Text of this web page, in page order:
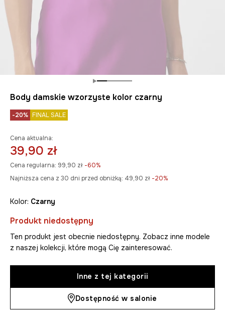
Body damskie wzorzyste kolor czarny
-20% FINAL SALE
Cena aktualna:
39,90 zł
Cena regularna: 99,90 zł -60%
Najniższa cena z 30 dni przed obniżką: 49,90 zł -20%
Kolor: czarny
Produkt niedostępny
Ten produkt jest obecnie niedostępny. Zobacz inne modele
z naszej kolekcji, które mogą Cię zainteresować.
Inne z tej kategorii
Dostępność w salonie